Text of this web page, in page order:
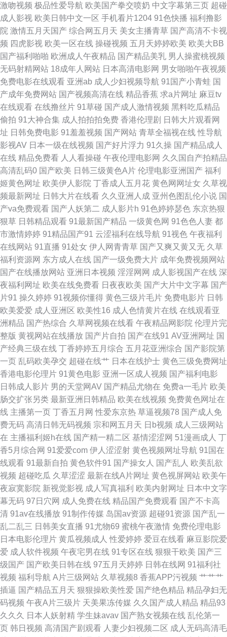
频 国产91丝袜 久久精品妻 欧洲亚洲自拍 三级片试看 亚洲欧美情欲 97人人
摸人人爽 福利AV在线导航 黄色视频链接 欧美成人一线 日韩免费成人网站 亚
洲热热 91视频91 操欧美B 国产av第一页 在线观看美女福利 A片免费网址 福
利社官网92 九一精品中文字幕 欧美伊人大香蕉 色先锋影音AV 伊人撸久久
91伊人超碰 成人VA视频 青草视屏 五月天婷婷小说 91sefuo 99碰碰碰 福利
视频导航网址 激情四射天柳婷婷 免费三级毛片 日本一级理伦片 午夜影院岛
国 国产成人自拍网 蜜臀AV性生活 日本免费网站 性爱AV午夜 91永久 成人免
费淫 精品自拍4 欧美乱日 色偷偷青青草97 亚洲巨乳16区 91青娱夫妻 欧美成
久草 瑟瑟视屏 亚洲视频二区熟妇 91日韩在线观看 www性爱com 国产自拍第
五页 老湿福利社91 日韩无码波多 影音先锋麻豆 国产精品情侣自拍 欧美剧情
一级片 午夜激情av网站 91美女网站 阿v在线观看 国产超碰人人 九一大香蕉
欧美人人色 熟女色网 欧美自拍色图 69热9 超碰热99 黄色福利社 男女爱爱午
夜剧场 天天操天天添 51AVTV导航 99福利导航 成人午夜AV福利 韩日中无码
视频 日本91视免费 亚洲系列午夜福利 91在线视 国产ts系列 久久绯色 欧洲色
二 无码福利影院 91aiai www日韩免费 国产浮力 久久加勒比久久 大香蕉岛国
片 免费观看黄色电影 视频综合久 51AV视频 AV美女网址 国产噜啊噜 玖草资
源站 日本干逼操 午夜福利视频1 97人人专区 国产精品免费网站 欧美日韩中
色色 午夜福利丝袜人妻 91精品10 超碰97人人草 海角国产一级视频 欧美人
成综合网 婷婷好色五月天 豆花tv在线a 免费操少妇 三级无码片 91n视频在线
www色情 国产一卡一区 欧美国产激情 午夜vv福利 91人人妻 大香蕉AV大香
蕉 欧美日韩久久 性欧美成人18
激吻视频 极品性爱导航 欧美国产拳交喷奶 中文字幕第三页 超碰
成人影视 欧美日韩中文一区 手机看片1204 91色快播 福利撸影
院 激情五月天国产 综合网五月天 美女主播青草 国产高清不卡视
频 四虎影视 欧美一区在线 操碰视频 五月天婷婷欧美 欧美大BB
国产福利啪啪 欧洲成人午夜精品 国产精品美乳 男人操蜜桃视频
无码射精网站 18成年人网站 日本高清电影网 男女啪啪午夜视频
免费电影在线观看 亚洲ab 成人少妇视频导航 91国产小青蛙 国
产成年免费网站 国产视频高清在线 精品香蕉 求a片网址 麻豆tv
在线观看 在线撸丝片 91草碰 国产成人激情视频 黑料吃瓜精品
偷拍 91大神合集 成人拍拍拍免费 香港伦理剧 日韩大片观看网
址 日韩免费电影 91羞羞视频 国产网站 青草全福视在线 性导航
影视AV 日本一级在线视频 国产好片浮力 91久操 国产精品成人
在线 精品免费看 人人看操碰 午夜伦理电影网 久久国自产拍精品
高清乱码0 国产欧美 日韩三级黄色A片 伦理电影亚洲国产 福利
姬黄色网址 欧美伊人影院 丁香成人五月花 黄色网网址女 久草视
频最新网址 日韩大片在线看 久久亚洲人成 亚州色图乱伦小说 国
产va免费观看 国产人妖第二 成人影片h 91色婷婷瑟色 东京热狠
狠草 日韩精品观看 91最新国产精品 一级黄色网 91色色人妻 都
市激情婷婷 91精品国产91 云涩福利在线导航 91视色 午夜福利
在线网站 91直播 91处女 伊人网青青草 国产又爽又黄又无 久草
福利资源网 东方成人在线 国产一级免费大片 成年免费视频网站
国产在线播放网站 亚洲日本视频 淫淫网网 成人影视国产在线 深
夜福利网址 欧美在线免费看 日夜夜欧美 国产大片中文字幕 国产
片91 操久婷婷 91视频你懂得 黄色三级片毛片 免费电影片 日韩
欧美爱爱 成人亚洲区 欧美性16 成人色情黄片在线 在线观看亚
洲精品 国产热综合 久草网视频在线看 午夜精品网影院 伦理片完
整版 黄视网站在线播放 国产片自拍 国产在线91 AV亚洲网址 国
产经典三级在线 丁香婷婷五月综合 五月花亚洲综合 国产影院第
一页 乱码欧美孕交 超碰在线艹 日本在线护士 黄色三级免费网址
香港电影伦理片 91黄色电影 亚洲一区成人视频 国产福利电影
日韩成人影片 男的天堂网AV 国产精品尤物在 免费a一毛片 欧美
肠交扩张另类 最新亚洲日韩精品 欧美在线视频 免费黄色网址在
线 主播第一页 丁香五月网 性爱东京热 草逼视频78 国产成人免
费无码 高清日韩无码视频 宗和网五月天 日b视频 成人三级网站
在 主播福利姬h在线 国产精一精二区 基情涩涩网 51漫画成人 丁
香5月综合网 91爱爱com 伊人涩涩射 黄色视频网址导航 91国在
线观看 91最新自拍 黄色软件91 国产操女人 国产乱人 欧美乱欲
视频 超碰吃瓜 久草涩涩 最新在线A片网址 黄色视屏网站 欧美午
夜寂寞影院 新视觉影视 成人写真福利 欧美内射网址 日本中文字
幕无码 97日穴网 成人免费在线 精品国产免费观看 国产不卡高
清 91av在线播放 91制作传媒 岛国av资源 超碰91资源 国产乱一
乱二乱三 日韩美女直播 91尤物69 蜜桃午夜激情 免费伦理电影
日本电影伦理片 黄瓜视频成人 性爱婷婷 爱豆在线看 麻豆影院爱
爱 成人软件视频 午夜宅男在线 91专区在线 狠狠干欧美 国产三
级国产 国产欧美日韩在线 97五月天婷婷 日韩在线网 91福利社
视频 福利导航 A片三级网站 久草视频8 香蕉APP污视频 艹艹艹
插逼 国产精品五月天 狠狠操欧美性爱 国产绝色精品 精品孕妇无
码视频 午夜A片三级片 天美果冻传媒 久久国产成人精品 精品93
久久久
日本人妖射精 学生妹avav 国产熟女视频在线 乱伦第一
页 韩日视频 高清国产剧观看 人妻少妇视频二区 成人无码高清毛